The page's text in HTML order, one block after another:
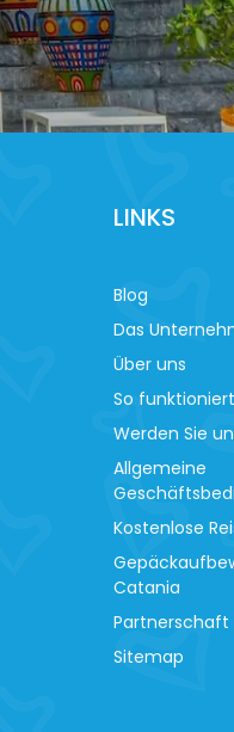
LINKS
Blog
Das
Über uns
So
Werden Sie
Allgemeine
Kostenlose
Catania
Partnerschaft
Sitemap